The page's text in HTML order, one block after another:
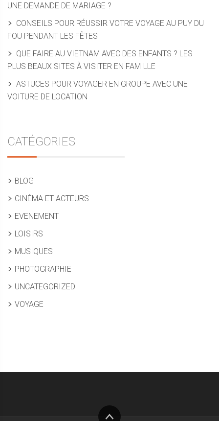
UNE DEMANDE DE MARIAGE ?
CONSEILS POUR RÉUSSIR VOTRE VOYAGE AU PUY DU
FOU PENDANT LES FÊTES
QUE FAIRE AU VIETNAM AVEC DES ENFANTS ? LES
PLUS BEAUX SITES À VISITER EN FAMILLE
ASTUCES POUR VOYAGER EN GROUPE AVEC UNE
VOITURE DE LOCATION
CATÉGORIES
BLOG
CINÉMA ET ACTEURS
EVENEMENT
LOISIRS
MUSIQUES
PHOTOGRAPHIE
UNCATEGORIZED
VOYAGE